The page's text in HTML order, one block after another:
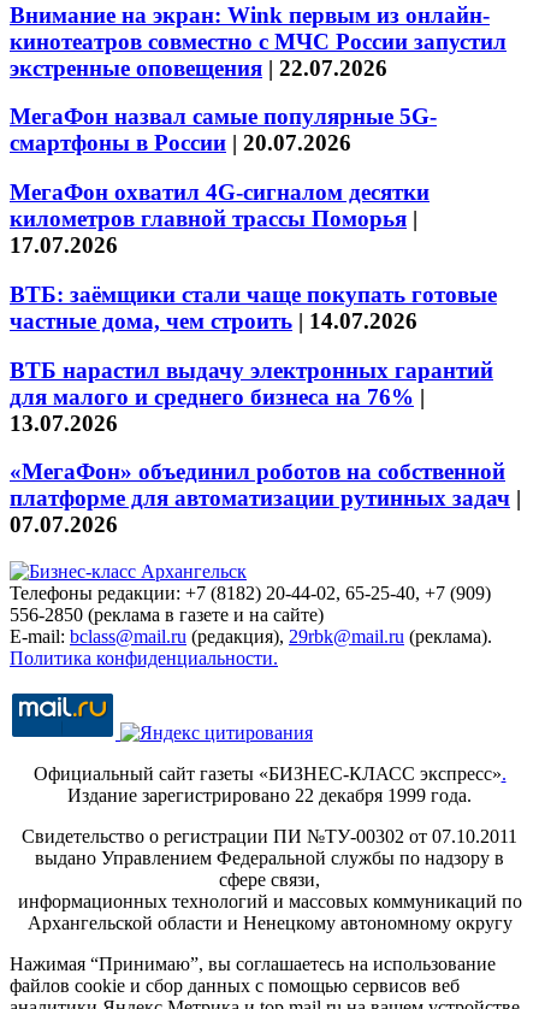
Внимание на экран: Wink первым из онлайн-
кинотеатров совместно с МЧС России запустил
экстренные оповещения | 22.07.2026
МегаФон назвал самые популярные 5G-
смартфоны в России | 20.07.2026
МегаФон охватил 4G-сигналом десятки
километров главной трассы Поморья |
17.07.2026
ВТБ: заёмщики стали чаще покупать готовые
частные дома, чем строить | 14.07.2026
ВТБ нарастил выдачу электронных гарантий
для малого и среднего бизнеса на 76% |
13.07.2026
«МегаФон» объединил роботов на собственной
платформе для автоматизации рутинных задач |
07.07.2026
Телефоны редакции: +7 (8182) 20-44-02, 65-25-40, +7 (909)
556-2850 (реклама в газете и на сайте)
E-mail: bclass@mail.ru (редакция), 29rbk@mail.ru (реклама).
Политика конфиденциальности.
Официальный сайт газеты «БИЗНЕС-КЛАСС экспресс».
Издание зарегистрировано 22 декабря 1999 года.
Свидетельство о регистрации ПИ №ТУ-00302 от 07.10.2011
выдано Управлением Федеральной службы по надзору в
сфере связи,
информационных технологий и массовых коммуникаций по
Архангельской области и Ненецкому автономному округу
Нажимая “Принимаю”, вы соглашаетесь на использование
файлов cookie и сбор данных с помощью сервисов веб